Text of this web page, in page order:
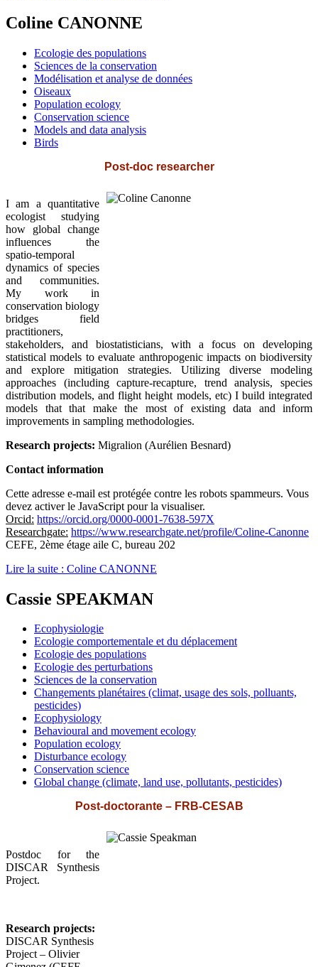
Coline CANONNE
Ecologie des populations
Sciences de la conservation
Modélisation et analyse de données
Oiseaux
Population ecology
Conservation science
Models and data analysis
Birds
Post-doc researcher
I am a quantitative
ecologist studying
how global change
influences the
spatio-temporal
dynamics of species
and communities.
My work in
conservation biology
bridges field
practitioners,
stakeholders, and biostatisticians, with a focus on developing
statistical models to evaluate anthropogenic impacts on biodiversity
and explore mitigation strategies. Utilizing diverse modeling
approaches (including capture-recapture, trend analysis, species
distribution models, and flight height models, etc) I build integrated
models that that make the most of existing data and inform
improvements in sampling methodologies.
Research projects: Migralion (Aurélien Besnard)
Contact information
Cette adresse e-mail est protégée contre les robots spammeurs. Vous
devez activer le JavaScript pour la visualiser.
Orcid: https://orcid.org/0000-0001-7638-597X
Researchgate: https://www.researchgate.net/profile/Coline-Canonne
CEFE, 2ème étage aile C, bureau 202
Lire la suite : Coline CANONNE
Cassie SPEAKMAN
Ecophysiologie
Ecologie comportementale et du déplacement
Ecologie des populations
Ecologie des perturbations
Sciences de la conservation
Changements planétaires (climat, usage des sols, polluants,
pesticides)
Ecophysiology
Behavioural and movement ecology
Population ecology
Disturbance ecology
Conservation science
Global change (climate, land use, pollutants, pesticides)
Post-doctorante – FRB-CESAB
Postdoc for the
DISCAR Synthesis
Project.
Research projects:
DISCAR Synthesis
Project – Olivier